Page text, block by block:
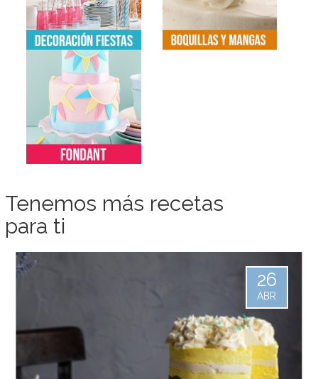
Tenemos más recetas
para ti
26
ABR